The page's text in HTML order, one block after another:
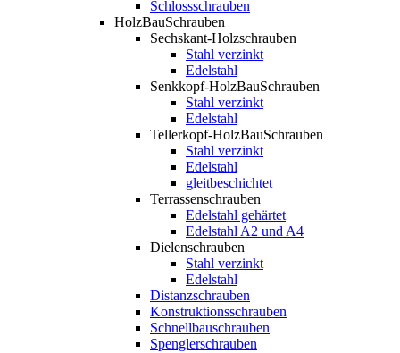
Schlossschrauben
HolzBauSchrauben
Sechskant-Holzschrauben
Stahl verzinkt
Edelstahl
Senkkopf-HolzBauSchrauben
Stahl verzinkt
Edelstahl
Tellerkopf-HolzBauSchrauben
Stahl verzinkt
Edelstahl
gleitbeschichtet
Terrassenschrauben
Edelstahl gehärtet
Edelstahl A2 und A4
Dielenschrauben
Stahl verzinkt
Edelstahl
Distanzschrauben
Konstruktionsschrauben
Schnellbauschrauben
Spenglerschrauben